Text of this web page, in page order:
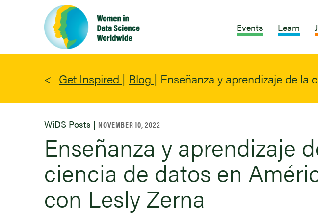
Events Learn
Get Inspired | Blog | Enseñanza y aprendizaje de
WiDS Posts | NOVEMBER 10, 2022
Enseñanza y aprendizaje
ciencia de datos en
con Lesly Zerna